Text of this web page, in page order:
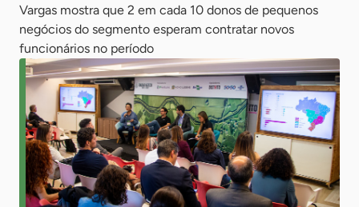
Vargas mostra que 2 em cada 10 donos de pequenos
negócios do segmento esperam contratar novos
funcionários no período